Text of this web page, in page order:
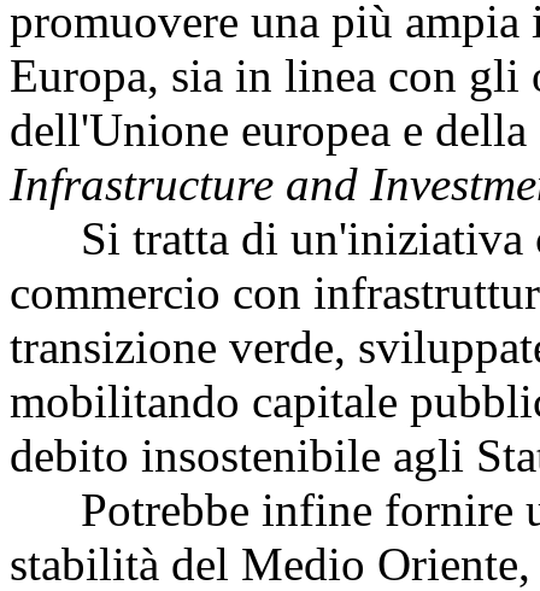
promuovere una più ampia
Europa, sia in linea con
dell'Unione europea e della
Infrastructure and
Si tratta di un'iniziativa
commercio con
transizione verde,
mobilitando capitale
debito insostenibile agli
Potrebbe infine fornire
stabilità del Medio